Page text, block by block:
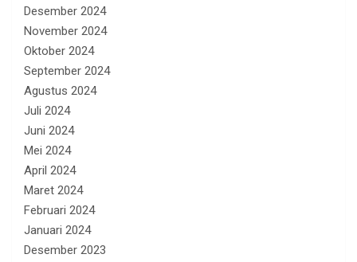
Desember 2024
November 2024
Oktober 2024
September 2024
Agustus 2024
Juli 2024
Juni 2024
Mei 2024
April 2024
Maret 2024
Februari 2024
Januari 2024
Desember 2023